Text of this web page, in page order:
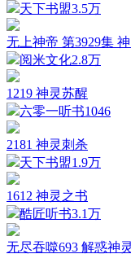
天下书盟3.5万
无上神帝 第3929集
阅米文化2.8万
1219 神灵苏醒
六零一听书1046
2181 神灵刺杀
天下书盟1.9万
1612 神灵之书
酷匠听书3.1万
无尽吞噬693 解惑神